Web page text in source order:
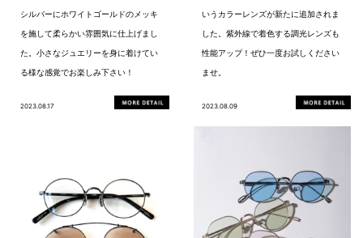
シルバーにホワイトゴールドのメッキ
を施して柔らかい雰囲気に仕上げまし
た。小さなジュエリーを身に着けてい
る様な感覚でお楽しみ下さい！
2023.08.17
いうカラーレンズが新たに追加されま
した。紫外線で着色する調光レンズも
性能アップ！ぜひ一度お試しください
ませ。
2023.08.09